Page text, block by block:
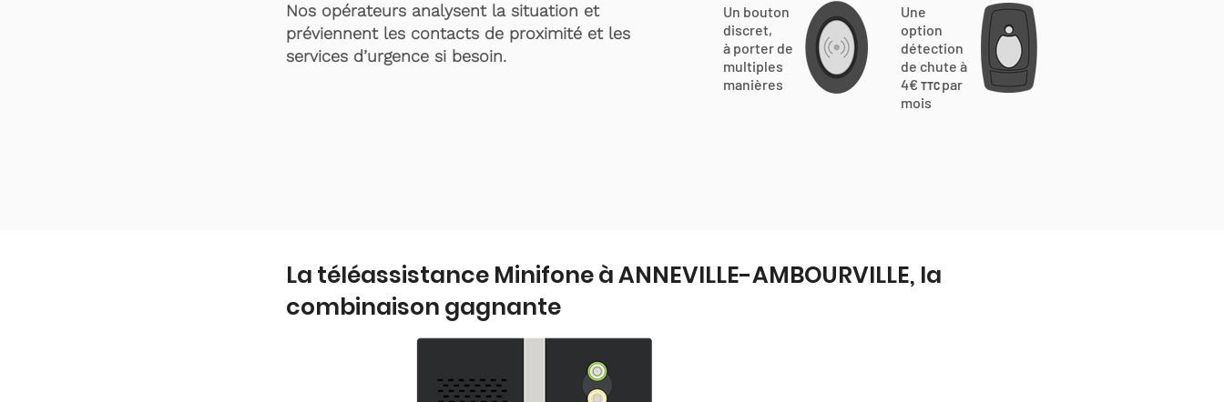
Nos opérateurs analysent la situation et
préviennent les contacts de proximité et les
services d’urgence si besoin.
Un bouton
discret,
à porter de
multiples
manières
Une
option
détection
de chute à
4€ TTC par
mois
La téléassistance Minifone à ANNEVILLE-AMBOURVILLE, la
combinaison gagnante